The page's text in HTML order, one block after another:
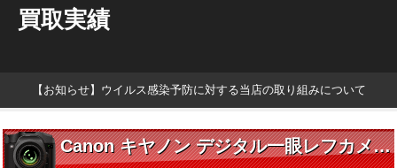
買取実績
【お知らせ】ウイルス感染予防に対する当店の取り組みについて
Canon キヤノン デジタル一眼レフカメラ EOS 80D EF-S18-135 IS USM レンズキット 元箱付き